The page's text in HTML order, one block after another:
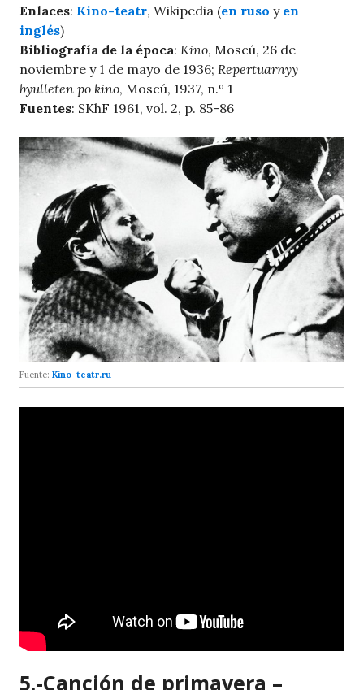
Enlaces: Kino-teatr, Wikipedia (en ruso y en
inglés)
Bibliografía de la época: Kino, Moscú, 26 de
noviembre y 1 de mayo de 1936; Repertuarnyy
byulleten po kino, Moscú, 1937, n.º 1
Fuentes: SKhF 1961, vol. 2, p. 85-86
Fuente: Kino-teatr.ru
5.-Canción de primavera –